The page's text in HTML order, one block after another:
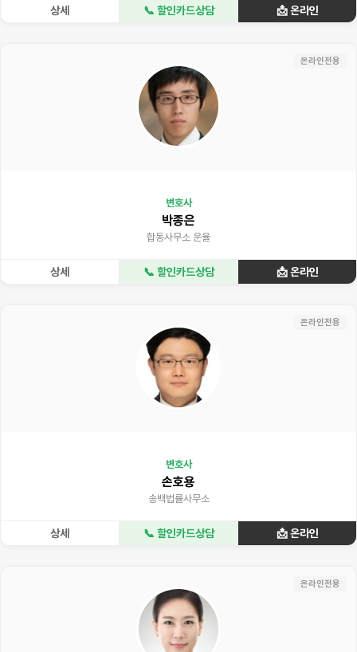
상세 📞 할인카드상담 📩 온라인
온라인전용
변호사
박종은
합동사무소 운율
상세 📞 할인카드상담 📩 온라인
온라인전용
변호사
손호용
송백법률사무소
상세 📞 할인카드상담 📩 온라인
온라인전용